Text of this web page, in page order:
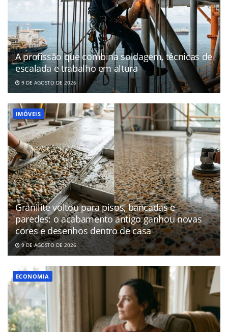
A profissão que combina soldagem, técnicas de
escalada e trabalho em altura
9 DE AGOSTO DE 2026
IMÓVEIS
Granilite voltou para pisos, bancadas e
paredes: o acabamento antigo ganhou novas
cores e desenhos dentro de casa
9 DE AGOSTO DE 2026
ECONOMIA